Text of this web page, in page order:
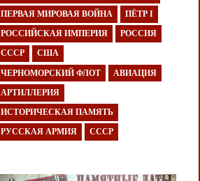
ПЕРВАЯ МИРОВАЯ ВОЙНА ПЁТР I
РОССИЙСКАЯ ИМПЕРИЯ РОССИЯ
СССР США
ЧЕРНОМОРСКИЙ ФЛОТ АВИАЦИЯ
АРТИЛЛЕРИЯ
ИСТОРИЧЕСКАЯ ПАМЯТЬ
РУССКАЯ АРМИЯ СССР